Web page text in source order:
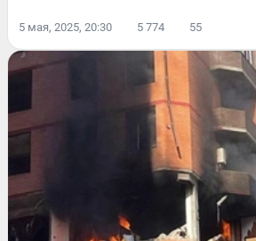
5 мая, 2025, 20:30 5 774 55